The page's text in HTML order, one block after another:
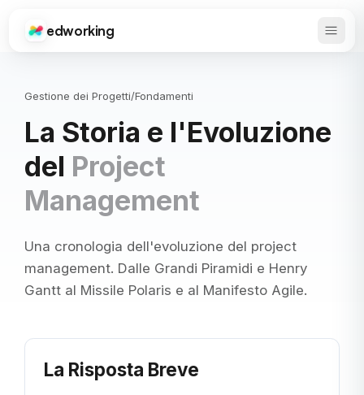
Edworking
edworking Apri
Gestione dei Progetti/Fondamenti
La Storia e l'Evoluzione
del Project
Management
Una cronologia dell'evoluzione del project
management. Dalle Grandi Piramidi e Henry
Gantt al Missile Polaris e al Manifesto Agile.
La Risposta Breve